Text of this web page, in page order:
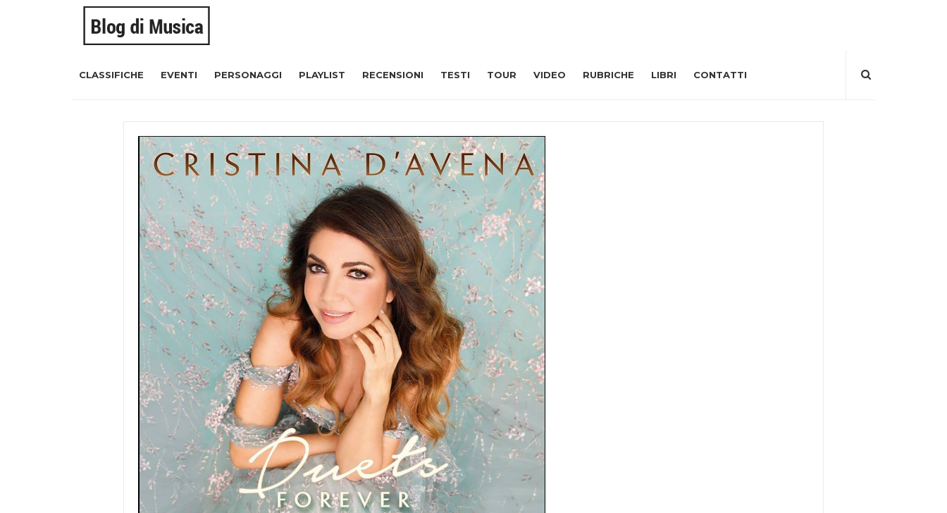
CLASSIFICHE EVENTI PERSONAGGI PLAYLIST RECENSIONI TESTI TOUR VIDEO RUBRICHE LIBRI CONTATTI